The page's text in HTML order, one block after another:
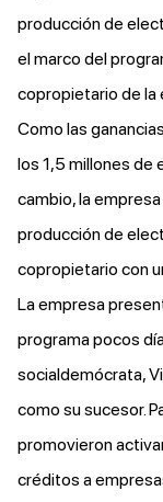
producción de
el marco del
copropietario de la
Como las
los 1,5 millones de
cambio, la
producción de
copropietario con
La empresa
programa pocos
socialdemócrata,
como su sucesor.
promovieron
créditos a